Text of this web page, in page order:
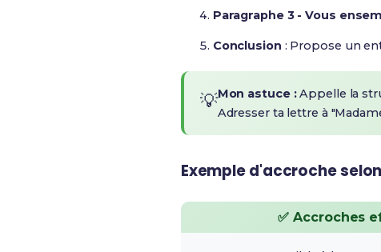
Paragraphe 3 - Vous
Conclusion : Propose un
💡Mon astuce :Appelle la
Adresser ta lettre à
Exemple d'accroche
✅ Accroches